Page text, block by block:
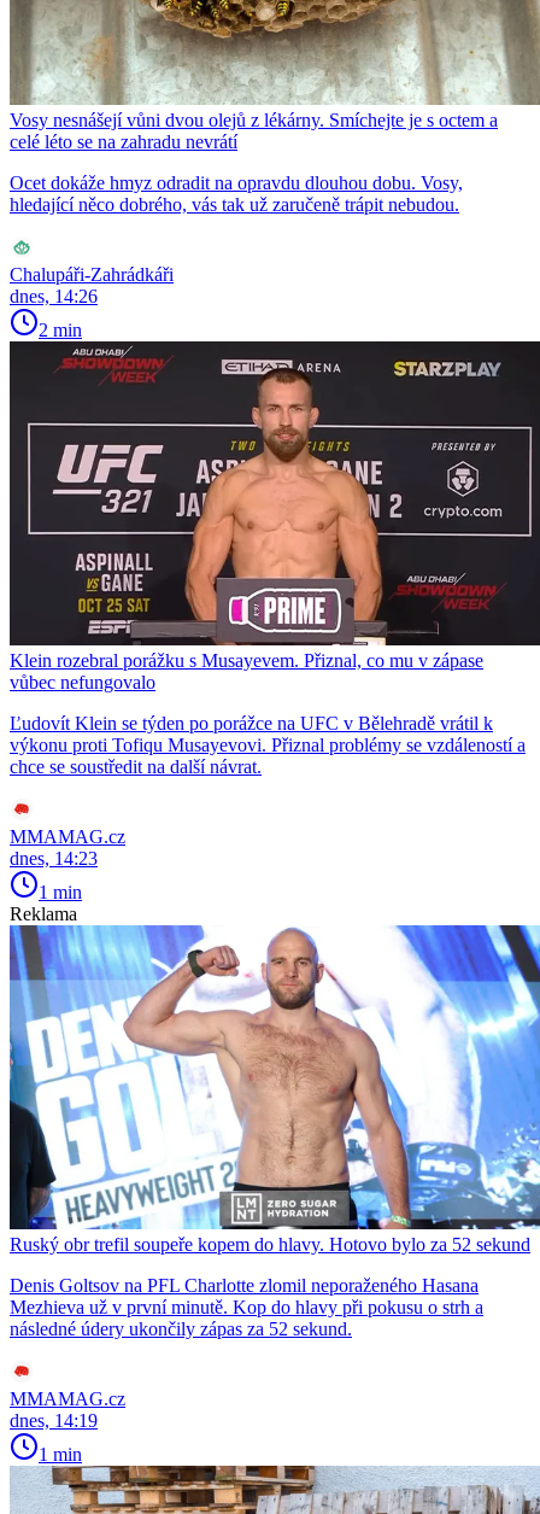
Vosy nesnášejí vůni dvou olejů z lékárny. Smíchejte je s octem a
celé léto se na zahradu nevrátí
Ocet dokáže hmyz odradit na opravdu dlouhou dobu. Vosy,
hledající něco dobrého, vás tak už zaručeně trápit nebudou.
Chalupáři-Zahrádkáři
dnes, 14:26
2 min
Klein rozebral porážku s Musayevem. Přiznal, co mu v zápase
vůbec nefungovalo
Ľudovít Klein se týden po porážce na UFC v Bělehradě vrátil k
výkonu proti Tofiqu Musayevovi. Přiznal problémy se vzdáleností a
chce se soustředit na další návrat.
MMAMAG.cz
dnes, 14:23
1 min
Reklama
Ruský obr trefil soupeře kopem do hlavy. Hotovo bylo za 52 sekund
Denis Goltsov na PFL Charlotte zlomil neporaženého Hasana
Mezhieva už v první minutě. Kop do hlavy při pokusu o strh a
následné údery ukončily zápas za 52 sekund.
MMAMAG.cz
dnes, 14:19
1 min